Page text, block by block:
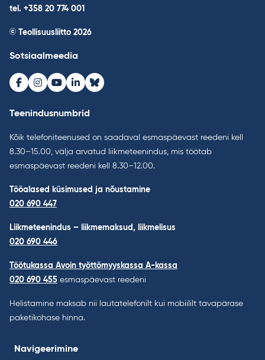
tel. +358 20 774 001
© Teollisuusliitto 2026
Sotsiaalmeedia
Facebook
Instagram
Youtube
LinkedInBluesky
Teenindusnumbrid
Kõik telefoniteenused on saadaval esmaspäevast reedeni kell
8.30–15.00, välja arvatud liikmeteenindus, mis töötab
esmaspäevast reedeni kell 8.30–12.00.
Tööalased küsimused ja nõustamine
020 690 447
Liikmeteenindus – liikmemaksud, liikmelisus
020 690 446
Töötukassa Avoin työttömyyskassa A-kassa
020 690 455 esmaspäevast reedeni
Helistamine maksab nii lautatelefonilt kui mobiililt tavapärase
paketikohase hinna.
Navigeerimine